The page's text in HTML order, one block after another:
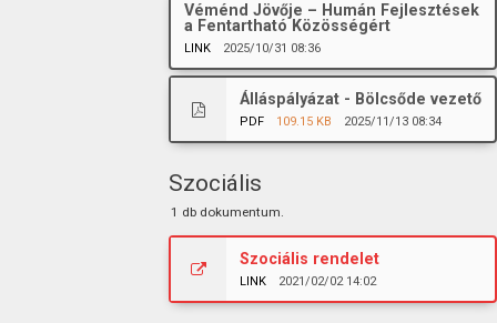
Véménd Jövője – Humán Fejlesztések
a Fentartható Közösségért
LINK 2025/10/31 08:36
Álláspályázat - Bölcsőde vezető
PDF 109.15 KB 2025/11/13 08:34
Szociális
1 db dokumentum.
Szociális rendelet
LINK 2021/02/02 14:02